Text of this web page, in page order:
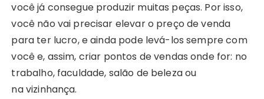
você já consegue produzir muitas peças. Por isso,
você não vai precisar elevar o preço de venda
para ter lucro, e ainda pode levá-los sempre com
você e, assim, criar pontos de vendas onde for: no
trabalho, faculdade, salão de beleza ou
na vizinhança.